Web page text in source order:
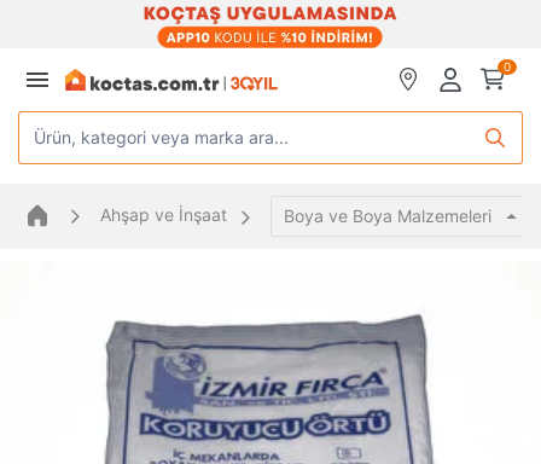
0
Ürün, kategori veya marka ara...
Ahşap ve İnşaat Boya ve Boya Malzemeleri